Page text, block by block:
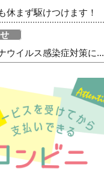
休まず駆けつけます！
ウイルス感染症対策に...